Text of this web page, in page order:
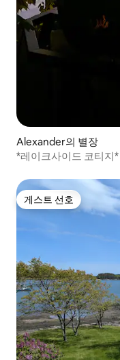
Alexander의 별장
*레이크사이드 코티지
게스트 선호
게스트 선호